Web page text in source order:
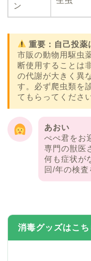
ン
重要：自己投薬
市販の動物用駆虫
断使用することは
の代謝が大きく異
す。必ず爬虫類を
てもらってくださ
あおい
ぺぺ君をお
専門の獣医
何も症状が
回/年の検査
消毒グッズはこち